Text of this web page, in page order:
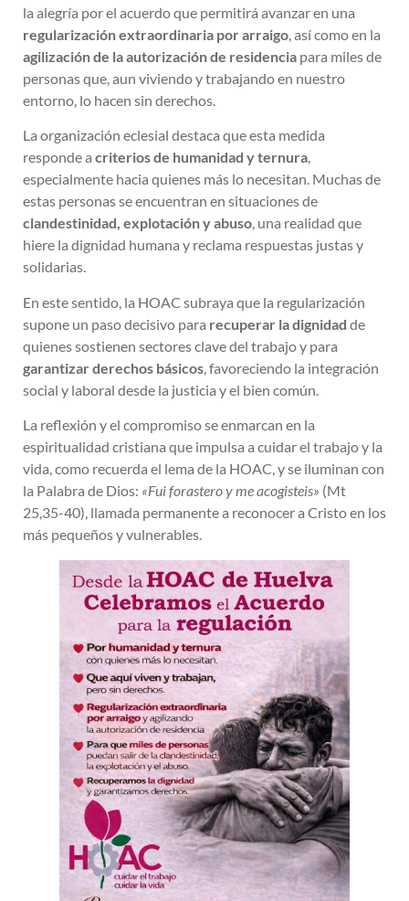
la alegría por el acuerdo que permitirá avanzar en una
regularización extraordinaria por arraigo, así como en la
agilización de la autorización de residencia para miles de
personas que, aun viviendo y trabajando en nuestro
entorno, lo hacen sin derechos.
La organización eclesial destaca que esta medida
responde a criterios de humanidad y ternura,
especialmente hacia quienes más lo necesitan. Muchas de
estas personas se encuentran en situaciones de
clandestinidad, explotación y abuso, una realidad que
hiere la dignidad humana y reclama respuestas justas y
solidarias.
En este sentido, la HOAC subraya que la regularización
supone un paso decisivo para recuperar la dignidad de
quienes sostienen sectores clave del trabajo y para
garantizar derechos básicos , favoreciendo la integración
social y laboral desde la justicia y el bien común.
La reflexión y el compromiso se enmarcan en la
espiritualidad cristiana que impulsa a cuidar el trabajo y la
vida, como recuerda el lema de la HOAC, y se iluminan con
la Palabra de Dios: «Fui forastero y me acogisteis» (Mt
25,35-40), llamada permanente a reconocer a Cristo en los
más pequeños y vulnerables.